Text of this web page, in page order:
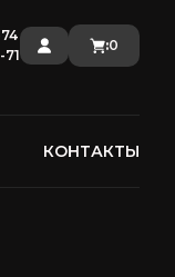
:0
КОНТАКТЫ